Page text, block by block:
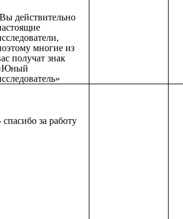
действительно
многие из
получат знак
спасибо за работу